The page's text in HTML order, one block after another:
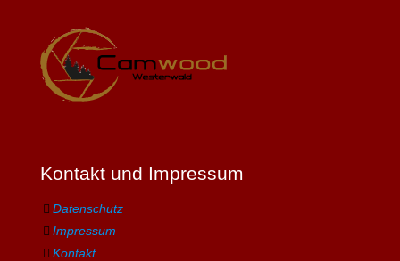
Kontakt und Impressum
Datenschutz
Impressum
Kontakt